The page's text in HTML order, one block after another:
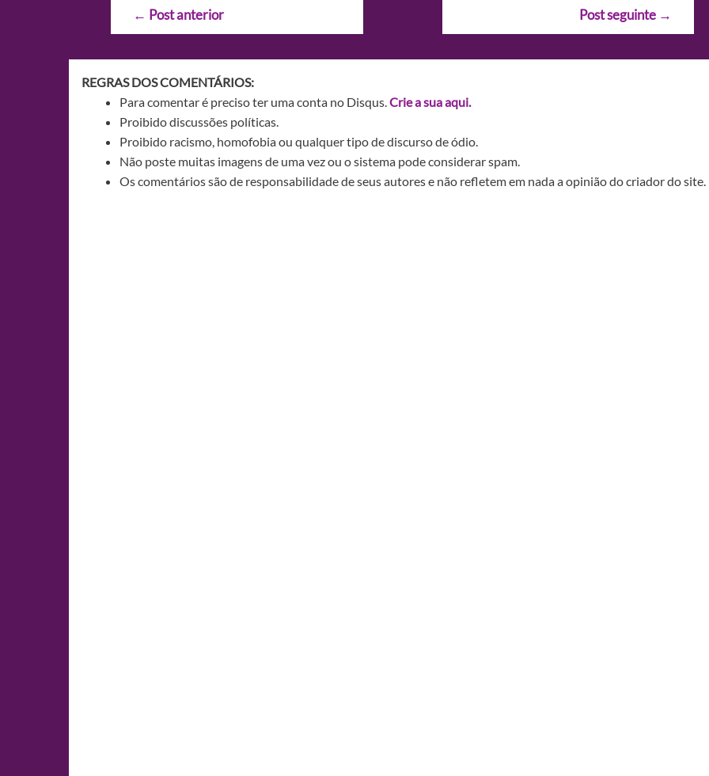
Navegação
← Post anterior Post seguinte →
REGRAS DOS COMENTÁRIOS:
Para comentar é preciso ter uma conta no Disqus.Crie a sua aqui.
Proibido discussões políticas.
Proibido racismo, homofobia ou qualquer tipo de discurso de ódio.
Não poste muitas imagens de uma vez ou o sistema pode considerar spam.
Os comentários são de responsabilidade de seus autores e não refletem em nada a opinião do criador do site.